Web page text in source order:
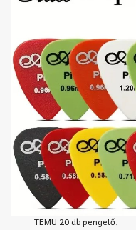
TEMU 20 db pengető,